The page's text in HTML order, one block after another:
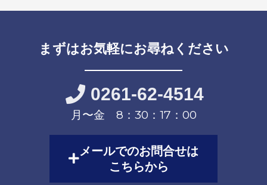
まずはお気軽にお尋ねください
0261-62-4514
月〜金 8：30：17：00
メールでのお問合せは
こちらから